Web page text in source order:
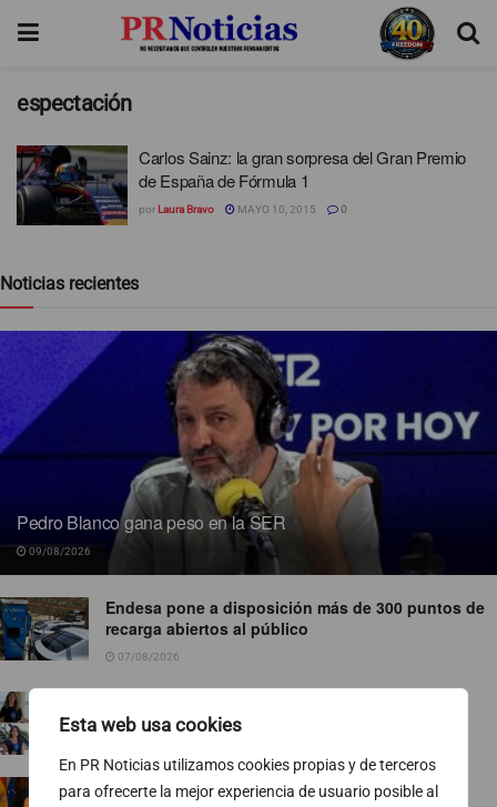
Esta web usa cookies
En PR Noticias utilizamos cookies propias y de terceros
para ofrecerte la mejor experiencia de usuario posible al
espectación
Carlos Sainz: la gran sorpresa del Gran Premio
de España de Fórmula 1
por Laura Bravo MAYO 10, 2015 0
Noticias recientes
Pedro Blanco gana peso en la SER
09/08/2026
Endesa pone a disposición más de 300 puntos de
recarga abiertos al público
07/08/2026
07/08/2026
Ropa para socialistas